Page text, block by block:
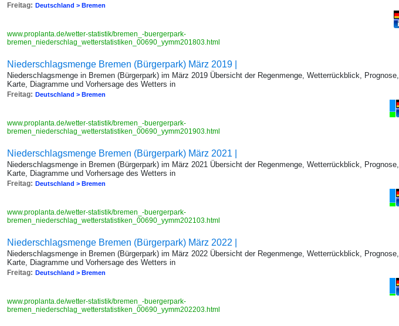
Freitag: Deutschland > Bremen
www.proplanta.de/wetter-statistik/bremen_-buergerpark-
bremen_niederschlag_wetterstatistiken_00690_yymm201803.html
Niederschlagsmenge Bremen (Bürgerpark) März 2019 |
Niederschlagsmenge in Bremen (Bürgerpark) im März 2019 Übersicht der Regenmenge, Wetterrückblick, Prognose,
Karte, Diagramme und Vorhersage des Wetters in
Freitag: Deutschland > Bremen
www.proplanta.de/wetter-statistik/bremen_-buergerpark-
bremen_niederschlag_wetterstatistiken_00690_yymm201903.html
Niederschlagsmenge Bremen (Bürgerpark) März 2021 |
Niederschlagsmenge in Bremen (Bürgerpark) im März 2021 Übersicht der Regenmenge, Wetterrückblick, Prognose,
Karte, Diagramme und Vorhersage des Wetters in
Freitag: Deutschland > Bremen
www.proplanta.de/wetter-statistik/bremen_-buergerpark-
bremen_niederschlag_wetterstatistiken_00690_yymm202103.html
Niederschlagsmenge Bremen (Bürgerpark) März 2022 |
Niederschlagsmenge in Bremen (Bürgerpark) im März 2022 Übersicht der Regenmenge, Wetterrückblick, Prognose,
Karte, Diagramme und Vorhersage des Wetters in
Freitag: Deutschland > Bremen
www.proplanta.de/wetter-statistik/bremen_-buergerpark-
bremen_niederschlag_wetterstatistiken_00690_yymm202203.html